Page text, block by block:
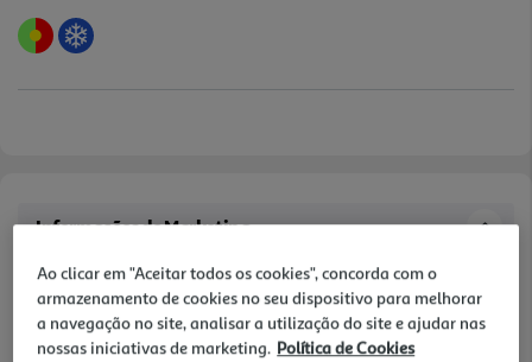
Informações de Marketing
O polvo é um molusco, muito conhecido por várias cozinhas ao
redor do mundo, especialmente na culinária mediterrânea e
asiática. Com o aumento da conscientização sobre a
sustentabilidade, é necessário cada vez mais promover práticas de
Ao clicar em "Aceitar todos os cookies", concorda com o
armazenamento de cookies no seu dispositivo para melhorar
a navegação no site, analisar a utilização do site e ajudar nas
nossas iniciativas de marketing. Política de Cookies